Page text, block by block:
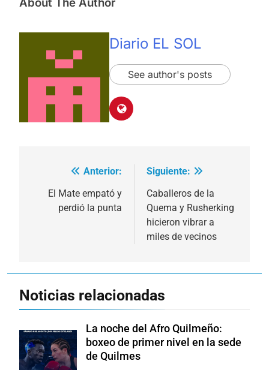
Diario EL SOL
See author's posts
Navegación
entradas
Anterior:
El Mate empató y
perdió la punta
Siguiente:
Caballeros de la
Quema y Rusherking
hicieron vibrar a
miles de vecinos
Noticias relacionadas
La noche del Afro Quilmeño:
boxeo de primer nivel en la sede
de Quilmes